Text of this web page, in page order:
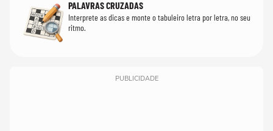
PALAVRAS CRUZADAS
Interprete as dicas e monte o tabuleiro letra por letra, no seu
ritmo.
PUBLICIDADE